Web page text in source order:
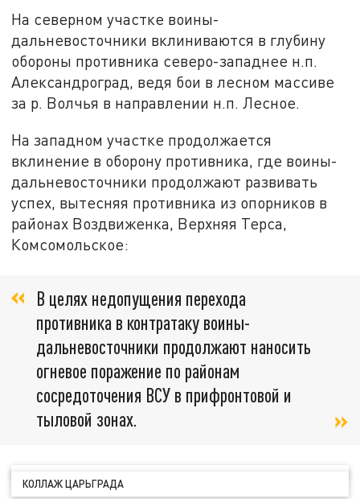
На северном участке воины-
дальневосточники вклиниваются в глубину
обороны противника северо-западнее н.п.
Александроград, ведя бои в лесном массиве
за р. Волчья в направлении н.п. Лесное.
На западном участке продолжается
вклинение в оборону противника, где воины-
дальневосточники продолжают развивать
успех, вытесняя противника из опорников в
районах Воздвиженка, Верхняя Терса,
Комсомольское:
В целях недопущения перехода
противника в контратаку воины-
дальневосточники продолжают наносить
огневое поражение по районам
сосредоточения ВСУ в прифронтовой и
тыловой зонах.
КОЛЛАЖ ЦАРЬГРАДА